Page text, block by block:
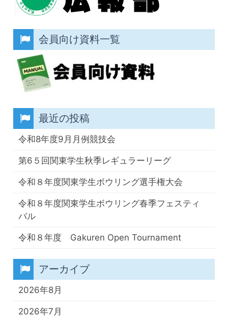
会員向け資料一覧
最近の投稿
令和8年度9月月例競技会
第6５回関東学生秋季レギュラーリーグ
令和８年度関東学生ボウリング選手権大会
令和８年度関東学生ボウリング春季フェスティ
バル
令和８年度 Gakuren Open Tournament
アーカイブ
2026年8月
2026年7月